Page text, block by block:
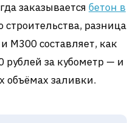
заказывается бетон в
строительства, разница
М300 составляет, как
рублей за кубометр — и
объёмах заливки.